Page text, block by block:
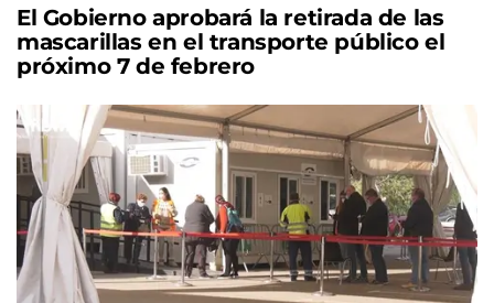
El Gobierno aprobará la retirada de las
mascarillas en el transporte público el
próximo 7 de febrero